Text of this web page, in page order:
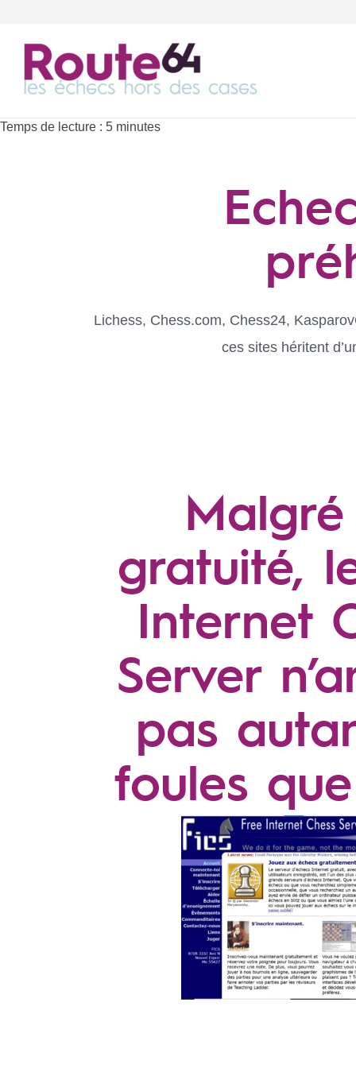
Temps de lecture : 5 minutes
Lichess, Chess.com, Chess24,
ces sites héritent
gratuité,
Internet
Server
pas
foules que